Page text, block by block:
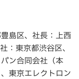
島区、社長：上西
：東京都渋谷区、
ン合同会社（本
東京エレクトロン